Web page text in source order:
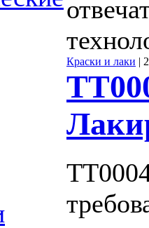
Краски и лаки |